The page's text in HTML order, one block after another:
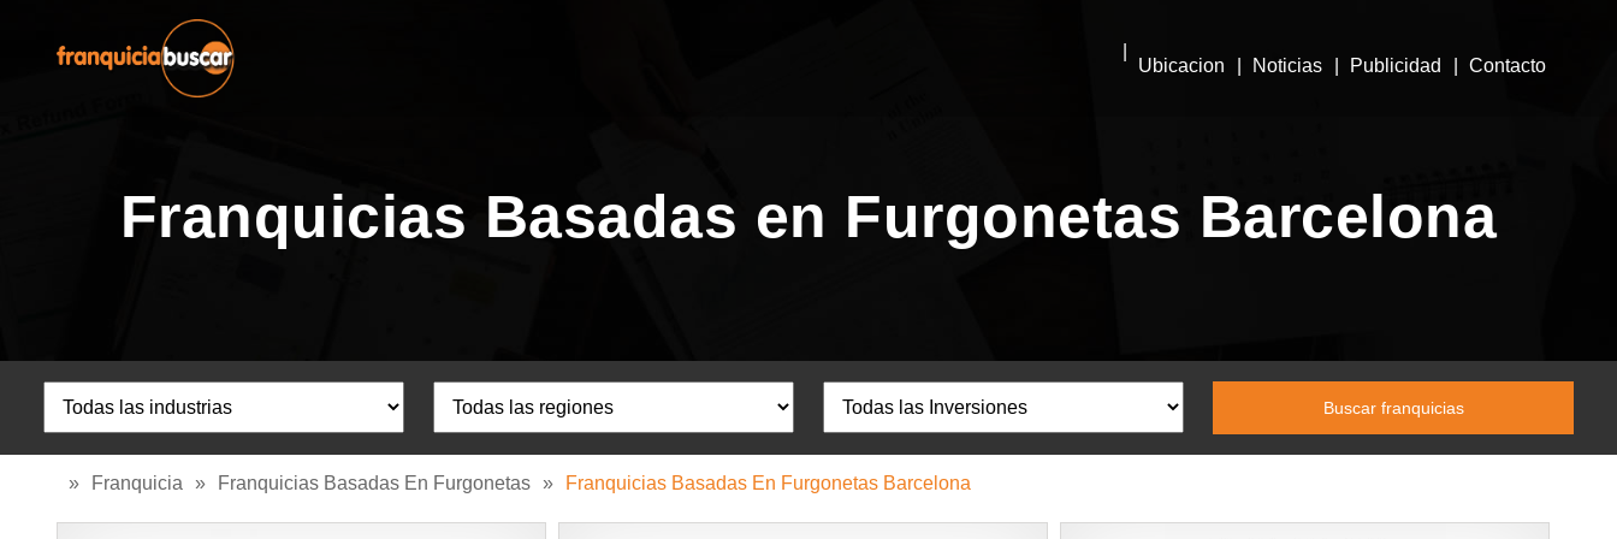
Ubicacion Noticias Publicidad Contacto
Franquicias Basadas en Furgonetas Barcelona
» Franquicia » Franquicias Basadas En Furgonetas » Franquicias Basadas En Furgonetas Barcelona